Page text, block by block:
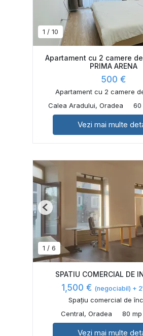
1 / 10
Apartament cu 2 camere
PRIMA ARENA
500 €
Apartament cu 2 camere
Calea Aradului, Oradea
60
Vezi mai multe
1 / 6
Previous
SPATIU COMERCIAL DE
1,500 € (negociabil) +
Spațiu comercial de
Central, Oradea
80 mp
Vezi mai multe